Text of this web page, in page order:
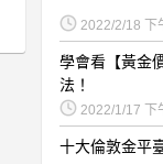
2022/2/18 下
學會看【黃金
法！
2022/1/17 下
十大倫敦金平